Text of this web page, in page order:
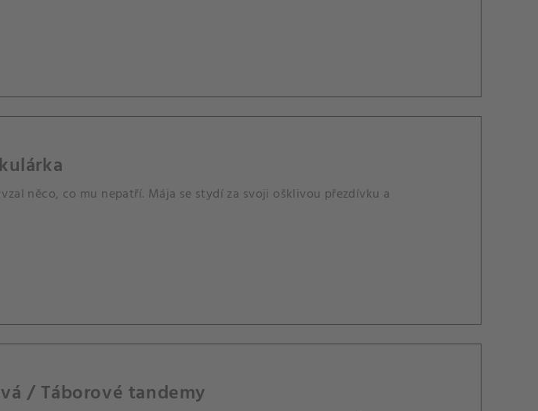
něco, co mu nepatří. Mája se stydí za svoji ošklivou přezdívku a
/ Táborové tandemy